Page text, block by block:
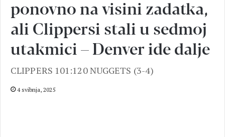
ponovno na visini zadatka,
ali Clippersi stali u sedmoj
utakmici – Denver ide dalje
CLIPPERS 101:120 NUGGETS (3-4)
4 svibnja, 2025